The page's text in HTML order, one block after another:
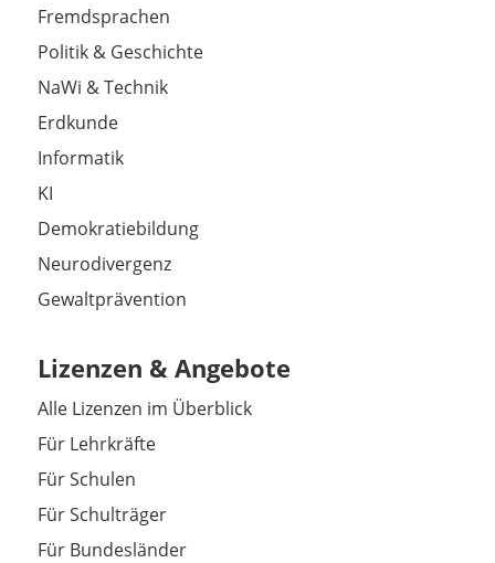
Fremdsprachen
Politik & Geschichte
NaWi & Technik
Erdkunde
Informatik
KI
Demokratiebildung
Neurodivergenz
Gewaltprävention
Lizenzen & Angebote
Alle Lizenzen im Überblick
Für Lehrkräfte
Für Schulen
Für Schulträger
Für Bundesländer